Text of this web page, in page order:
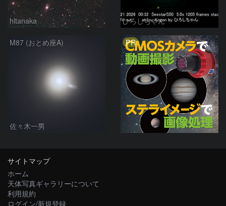
hltanaka ひろしちゃん
M87 (おとめ座A)
佐々木一男
PR
サイトマップ
ホーム
天体写真ギャラリーについて
利用規約
ログイン/新規登録